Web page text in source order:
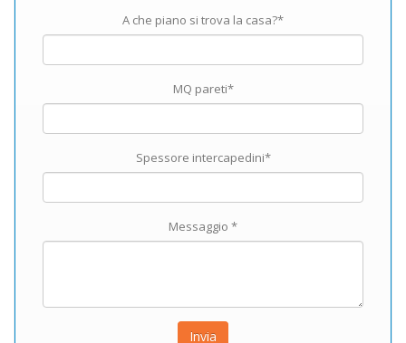
A che piano si trova la casa?*
MQ pareti*
Spessore intercapedini*
Messaggio *